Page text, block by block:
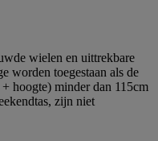
wielen en uittrekbare
worden toegestaan als de
hoogte) minder dan 115cm
zijn niet